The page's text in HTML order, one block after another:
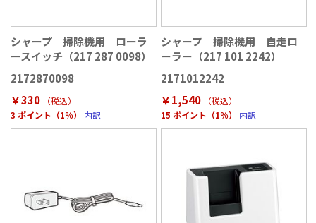
シャープ 掃除機用 ローラ
ースイッチ（217 287 0098）
2172870098
￥330
（税込）
3 ポイント（1％）
内訳
シャープ 掃除機用 自走ロ
ーラー（217 101 2242）
2171012242
￥1,540
（税込）
15 ポイント（1％）
内訳